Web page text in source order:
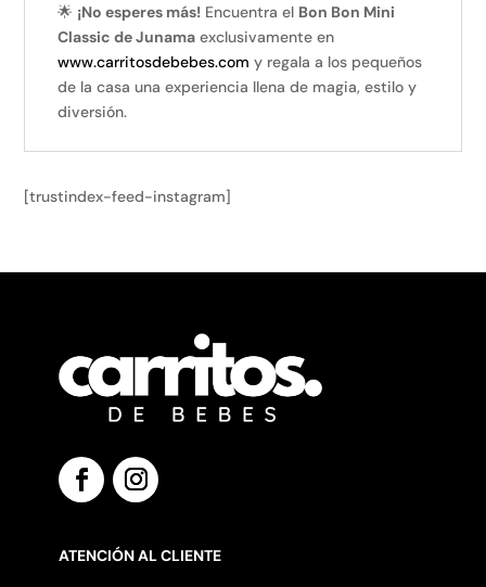
🌟 ¡No esperes más! Encuentra el Bon Bon Mini
Classic de Junama exclusivamente en
www.carritosdebebes.com y regala a los pequeños
de la casa una experiencia llena de magia, estilo y
diversión.
[trustindex-feed-instagram]
ATENCIÓN AL CLIENTE